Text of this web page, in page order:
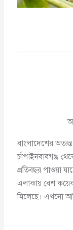
বাংলাদেশের
চাঁপাইনবাবগঞ্জ
প্রতিবছর পাওয়া
এলাকায় বেশ
মিলেছে। এখনো